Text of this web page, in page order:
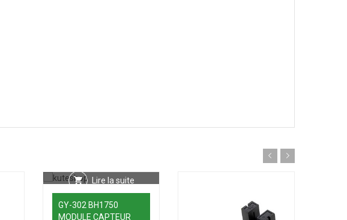
Lire la suite
GY-302 BH1750
MODULE CAPTEUR